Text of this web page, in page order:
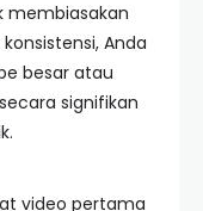
membiasakan
Anda
besar atau
signifikan
video pertama